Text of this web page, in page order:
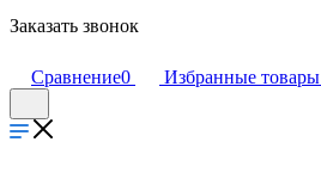
Заказать звонок
Сравнение0 Избранные товары